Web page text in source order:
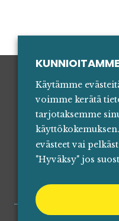
Käytämme
voimme kerätä
tarjotaksemme
evästeet vai
"Hyväksy" jos